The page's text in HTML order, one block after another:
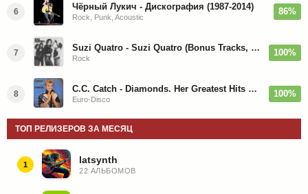
6 Чёрный Лукич - Дискография (1987-2014)
Rock, Punk, Acoustic
86%
7 Suzi Quatro - Suzi Quatro (Bonus Tracks, Remaster) 1973/2022
Rock
100%
8 C.C. Catch - Diamonds. Her Greatest Hits 1988
Euro-Disco
100%
ТОП РЕЛИЗЕРОВ ЗА МЕСЯЦ
1 latsynth
22 АЛЬБОМОВ